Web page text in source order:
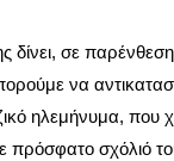
δίνει, σε
να
ηλεμήνυμα, που
σχόλιό